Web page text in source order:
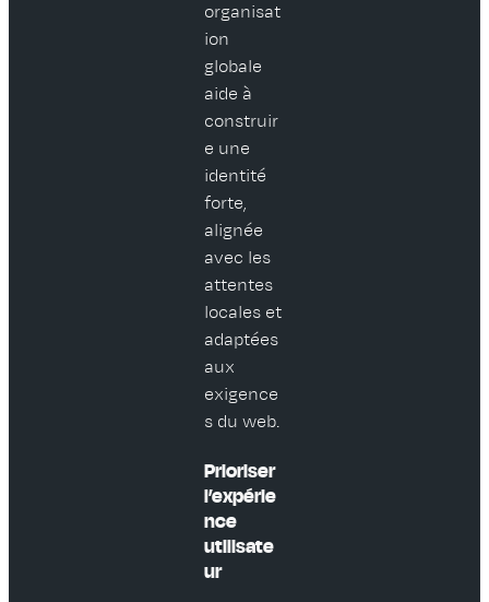
organisat
ion
globale
aide à
construir
e une
identité
forte,
alignée
avec les
attentes
locales et
adaptées
aux
exigence
s du web.
Prioriser
l’expérie
nce
utilisate
ur